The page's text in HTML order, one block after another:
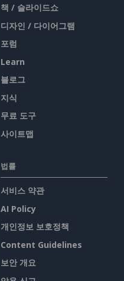
책 / 슬라이드쇼
디자인 / 다이어그램
포럼
Learn
블로그
지식
무료 도구
사이트맵
법률
서비스 약관
AI Policy
개인정보 보호정책
Content Guidelines
보안 개요